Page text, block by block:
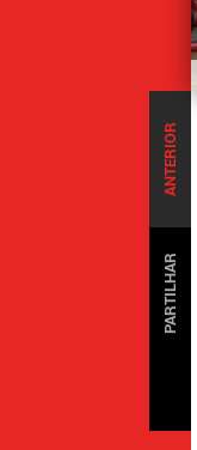
ANTERIOR
PARTILHAR